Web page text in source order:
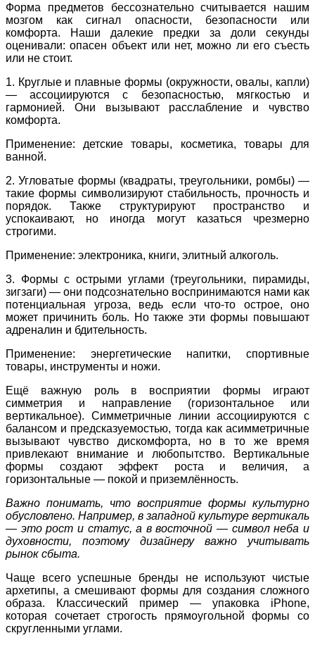
Форма предметов бессознательно считывается нашим
мозгом как сигнал опасности, безопасности или
комфорта. Наши далекие предки за доли секунды
оценивали: опасен объект или нет, можно ли его съесть
или не стоит.
1. Круглые и плавные формы (окружности, овалы, капли)
— ассоциируются с безопасностью, мягкостью и
гармонией. Они вызывают расслабление и чувство
комфорта.
Применение: детские товары, косметика, товары для
ванной.
2. Угловатые формы (квадраты, треугольники, ромбы) —
такие формы символизируют стабильность, прочность и
порядок. Также структурируют пространство и
успокаивают, но иногда могут казаться чрезмерно
строгими.
Применение: электроника, книги, элитный алкоголь.
3. Формы с острыми углами (треугольники, пирамиды,
зигзаги) — они подсознательно воспринимаются нами как
потенциальная угроза, ведь если что-то острое, оно
может причинить боль. Но также эти формы повышают
адреналин и бдительность.
Применение: энергетические напитки, спортивные
товары, инструменты и ножи.
Ещё важную роль в восприятии формы играют
симметрия и направление (горизонтальное или
вертикальное). Симметричные линии ассоциируются с
балансом и предсказуемостью, тогда как асимметричные
вызывают чувство дискомфорта, но в то же время
привлекают внимание и любопытство. Вертикальные
формы создают эффект роста и величия, а
горизонтальные — покой и приземлённость.
Важно понимать, что восприятие формы культурно
обусловлено. Например, в западной культуре вертикаль
— это рост и статус, а в восточной — символ неба и
духовности, поэтому дизайнеру важно учитывать
рынок сбыта.
Чаще всего успешные бренды не используют чистые
архетипы, а смешивают формы для создания сложного
образа. Классический пример — упаковка iPhone,
которая сочетает строгость прямоугольной формы со
скругленными углами.